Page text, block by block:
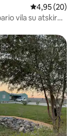
Vidutinis
4,95 (20)
vila su atskiru